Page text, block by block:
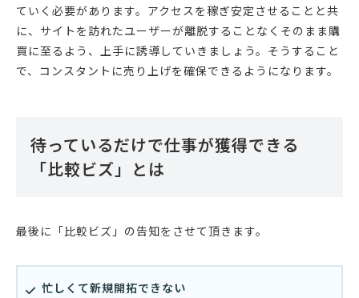
ていく必要があります。アクセスを稼ぎ安定させることと共
に、サイトを訪れたユーザーが離脱することなくそのまま購
買に至るよう、上手に誘導していきましょう。そうすること
で、コンスタントに売り上げを確保できるようになります。
待っているだけで仕事が獲得できる
「比較ビズ」とは
最後に「比較ビズ」の告知をさせて頂きます。
忙しくて新規開拓できない